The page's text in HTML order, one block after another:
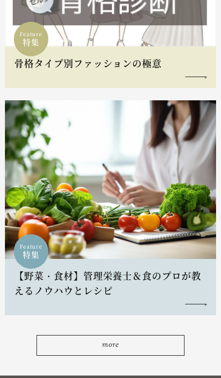
Feature
特集
骨格タイプ別ファッションの極意
Feature
特集
【野菜・食材】管理栄養士＆食のプロが教
えるノウハウとレシピ
more